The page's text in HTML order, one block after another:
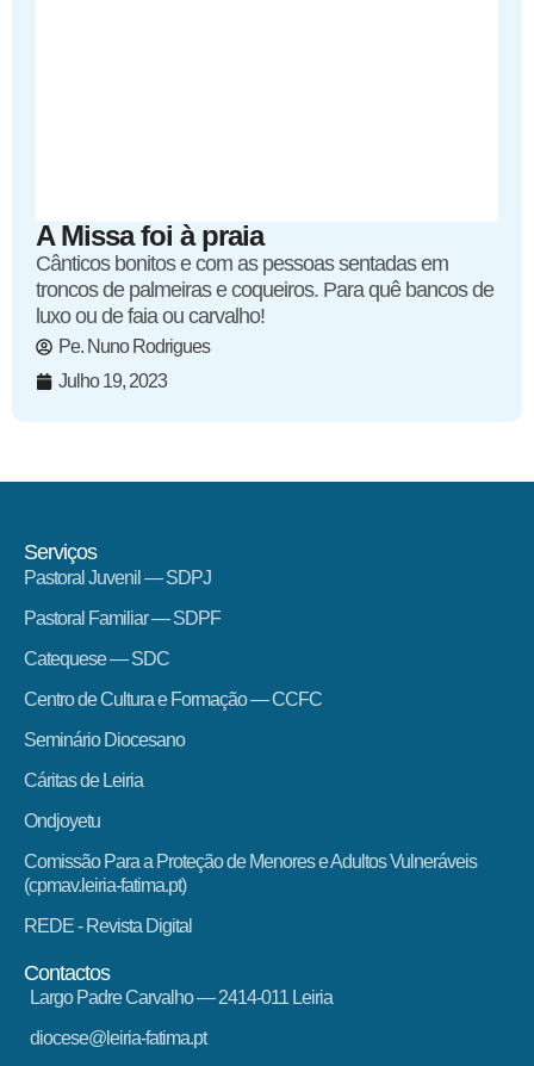
A Missa foi à praia
Cânticos bonitos e com as pessoas sentadas em
troncos de palmeiras e coqueiros. Para quê bancos de
luxo ou de faia ou carvalho!
Pe. Nuno Rodrigues
Julho 19, 2023
Serviços
Pastoral Juvenil — SDPJ
Pastoral Familiar — SDPF
Catequese — SDC
Centro de Cultura e Formação — CCFC
Seminário Diocesano
Cáritas de Leiria
Ondjoyetu
Comissão Para a Proteção de Menores e Adultos Vulneráveis
(cpmav.leiria-fatima.pt)
REDE - Revista Digital
Contactos
Largo Padre Carvalho — 2414-011 Leiria
diocese@leiria-fatima.pt